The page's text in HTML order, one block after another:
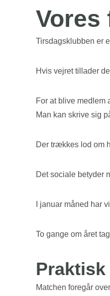
Vores
Tirsdagsklubben er
Hvis vejret tillader
For at blive medlem
Man kan skrive sig
Der trækkes lod om
Det sociale betyder
I januar måned har
To gange om året
Matchen foregår